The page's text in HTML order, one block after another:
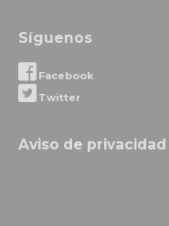
Síguenos
Facebook
Twitter
Aviso de privacidad